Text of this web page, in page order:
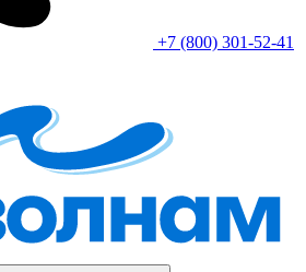
+7 (800) 301-52-41